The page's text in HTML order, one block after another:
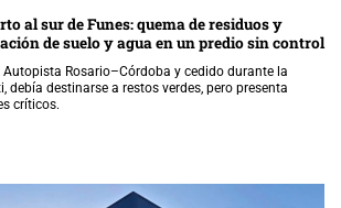
al sur de Funes: quema de residuos y
de suelo y agua en un predio sin control
Autopista Rosario–Córdoba y cedido durante la
debía destinarse a restos verdes, pero presenta
críticos.